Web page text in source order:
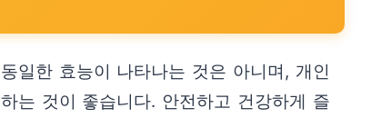
일한 효능이 나타나는 것은 아니며, 개인
는 것이 좋습니다. 안전하고 건강하게 즐